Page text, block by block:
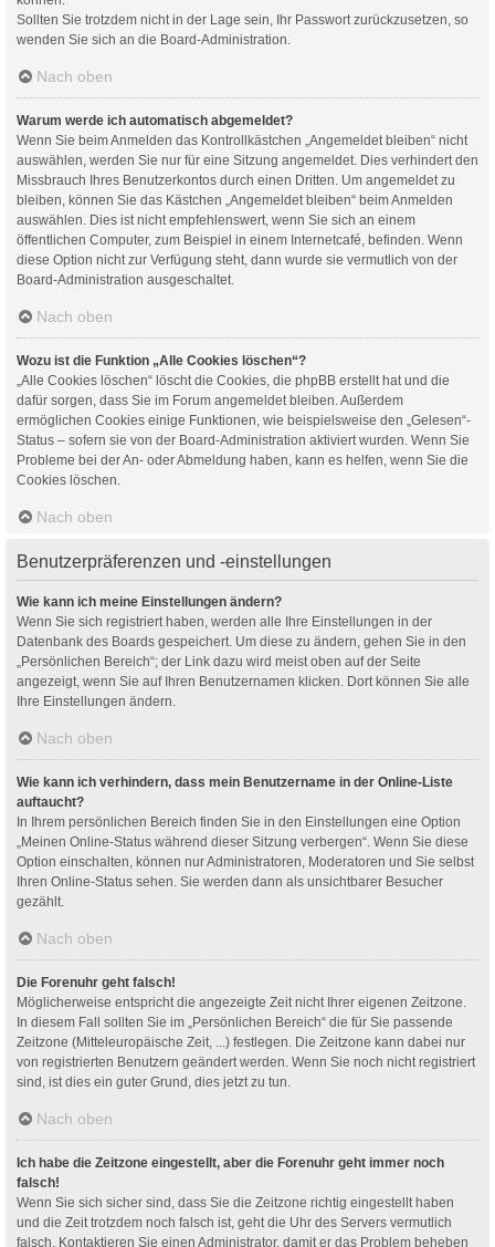
Sollten Sie trotzdem nicht in der Lage sein, Ihr Passwort zurückzusetzen, so
wenden Sie sich an die Board-Administration.
Nach oben
Warum werde ich automatisch abgemeldet?
Wenn Sie beim Anmelden das Kontrollkästchen „Angemeldet bleiben“ nicht
auswählen, werden Sie nur für eine Sitzung angemeldet. Dies verhindert den
Missbrauch Ihres Benutzerkontos durch einen Dritten. Um angemeldet zu
bleiben, können Sie das Kästchen „Angemeldet bleiben“ beim Anmelden
auswählen. Dies ist nicht empfehlenswert, wenn Sie sich an einem
öffentlichen Computer, zum Beispiel in einem Internetcafé, befinden. Wenn
diese Option nicht zur Verfügung steht, dann wurde sie vermutlich von der
Board-Administration ausgeschaltet.
Nach oben
Wozu ist die Funktion „Alle Cookies löschen“?
„Alle Cookies löschen“ löscht die Cookies, die phpBB erstellt hat und die
dafür sorgen, dass Sie im Forum angemeldet bleiben. Außerdem
ermöglichen Cookies einige Funktionen, wie beispielsweise den „Gelesen“-
Status – sofern sie von der Board-Administration aktiviert wurden. Wenn Sie
Probleme bei der An- oder Abmeldung haben, kann es helfen, wenn Sie die
Cookies löschen.
Nach oben
Benutzerpräferenzen und -einstellungen
Wie kann ich meine Einstellungen ändern?
Wenn Sie sich registriert haben, werden alle Ihre Einstellungen in der
Datenbank des Boards gespeichert. Um diese zu ändern, gehen Sie in den
„Persönlichen Bereich“; der Link dazu wird meist oben auf der Seite
angezeigt, wenn Sie auf Ihren Benutzernamen klicken. Dort können Sie alle
Ihre Einstellungen ändern.
Nach oben
Wie kann ich verhindern, dass mein Benutzername in der Online-Liste
auftaucht?
In Ihrem persönlichen Bereich finden Sie in den Einstellungen eine Option
„Meinen Online-Status während dieser Sitzung verbergen“. Wenn Sie diese
Option einschalten, können nur Administratoren, Moderatoren und Sie selbst
Ihren Online-Status sehen. Sie werden dann als unsichtbarer Besucher
gezählt.
Nach oben
Die Forenuhr geht falsch!
Möglicherweise entspricht die angezeigte Zeit nicht Ihrer eigenen Zeitzone.
In diesem Fall sollten Sie im „Persönlichen Bereich“ die für Sie passende
Zeitzone (Mitteleuropäische Zeit, ...) festlegen. Die Zeitzone kann dabei nur
von registrierten Benutzern geändert werden. Wenn Sie noch nicht registriert
sind, ist dies ein guter Grund, dies jetzt zu tun.
Nach oben
Ich habe die Zeitzone eingestellt, aber die Forenuhr geht immer noch
falsch!
Wenn Sie sich sicher sind, dass Sie die Zeitzone richtig eingestellt haben
und die Zeit trotzdem noch falsch ist, geht die Uhr des Servers vermutlich
falsch. Kontaktieren Sie einen Administrator, damit er das Problem beheben